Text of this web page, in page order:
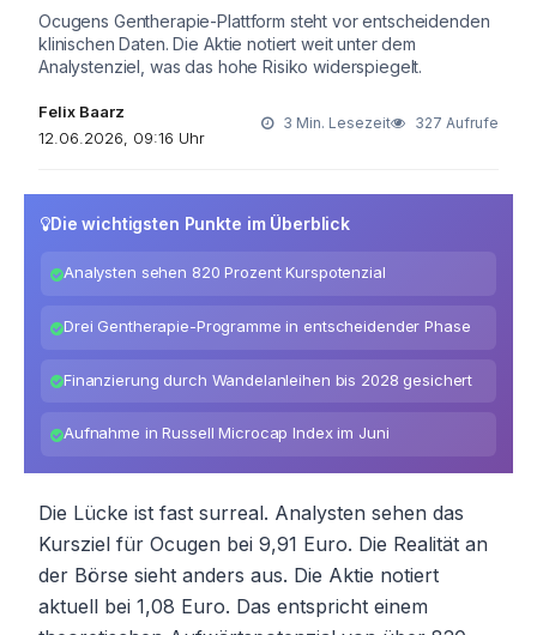
Ocugens Gentherapie-Plattform steht vor entscheidenden
klinischen Daten. Die Aktie notiert weit unter dem
Analystenziel, was das hohe Risiko widerspiegelt.
Felix Baarz
12.06.2026, 09:16 Uhr
3 Min. Lesezeit 327 Aufrufe
Die wichtigsten Punkte im Überblick
Analysten sehen 820 Prozent Kurspotenzial
Drei Gentherapie-Programme in entscheidender Phase
Finanzierung durch Wandelanleihen bis 2028 gesichert
Aufnahme in Russell Microcap Index im Juni
Die Lücke ist fast surreal. Analysten sehen das
Kursziel für Ocugen bei 9,91 Euro. Die Realität an
der Börse sieht anders aus. Die Aktie notiert
aktuell bei 1,08 Euro. Das entspricht einem